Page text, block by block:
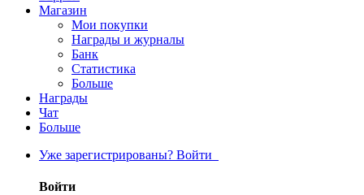
Магазин
Мои покупки
Награды и журналы
Банк
Статистика
Больше
Награды
Чат
Больше
Уже зарегистрированы? Войти
Войти